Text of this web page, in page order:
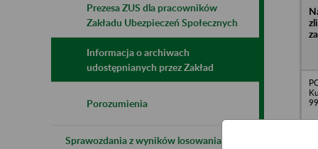
Prezesa ZUS dla pracowników
Zakładu Ubezpieczeń Społecznych
Informacja o archiwach
udostępnianych przez Zakład
Porozumienia
Sprawozdania z wyników losowania do